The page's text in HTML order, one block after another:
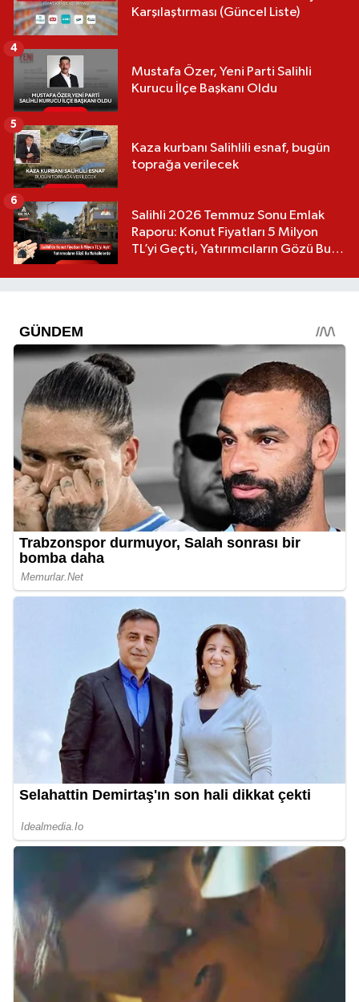
Karşılaştırması (Güncel Liste)
Mustafa Özer, Yeni Parti Salihli
Kurucu İlçe Başkanı Oldu
4
Kaza kurbanı Salihlili esnaf, bugün
toprağa verilecek
5
Salihli 2026 Temmuz Sonu Emlak
Raporu: Konut Fiyatları 5 Milyon
TL’yi Geçti, Yatırımcıların Gözü Bu
6